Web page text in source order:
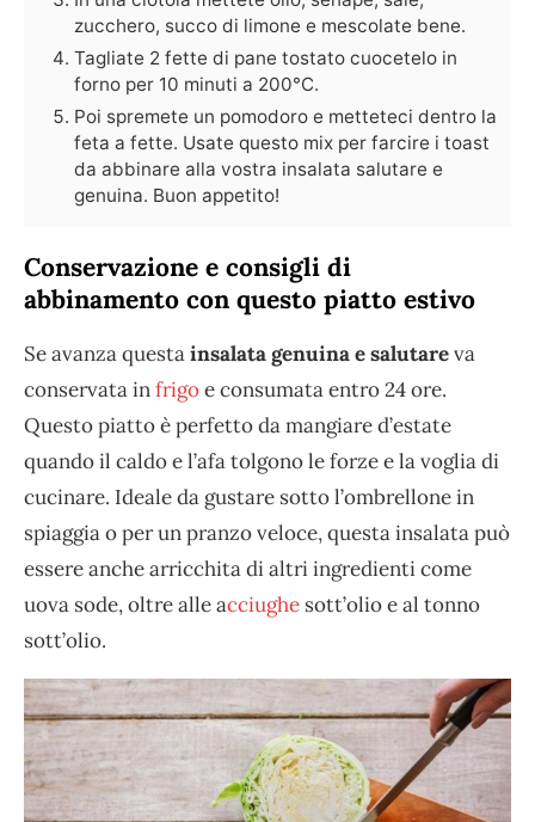
zucchero, succo di limone e mescolate bene.
Tagliate 2 fette di pane tostato cuocetelo in
forno per 10 minuti a 200°C.
Poi spremete un pomodoro e metteteci dentro la
feta a fette. Usate questo mix per farcire i toast
da abbinare alla vostra insalata salutare e
genuina. Buon appetito!
Conservazione e consigli di
abbinamento con questo piatto estivo
Se avanza questainsalata genuina e salutareva
conservata infrigoe consumata entro 24 ore.
Questo piatto è perfetto da mangiare d’estate
quando il caldo e l’afa tolgono le forze e la voglia di
cucinare. Ideale da gustare sotto l’ombrellone in
spiaggia o per un pranzo veloce, questa insalata può
essere anche arricchita di altri ingredienti come
uova sode, oltre alle acciughe sott’olio e al tonno
sott’olio.